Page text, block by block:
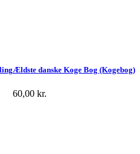
Ældste danske Koge Bog (Kogebog)
60,00 kr.